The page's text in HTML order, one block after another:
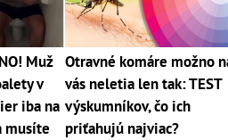
Muž
v
iba na
musíte
Otravné komáre možno
vás neletia len tak: TEST
výskumníkov, čo ich
priťahujú najviac?